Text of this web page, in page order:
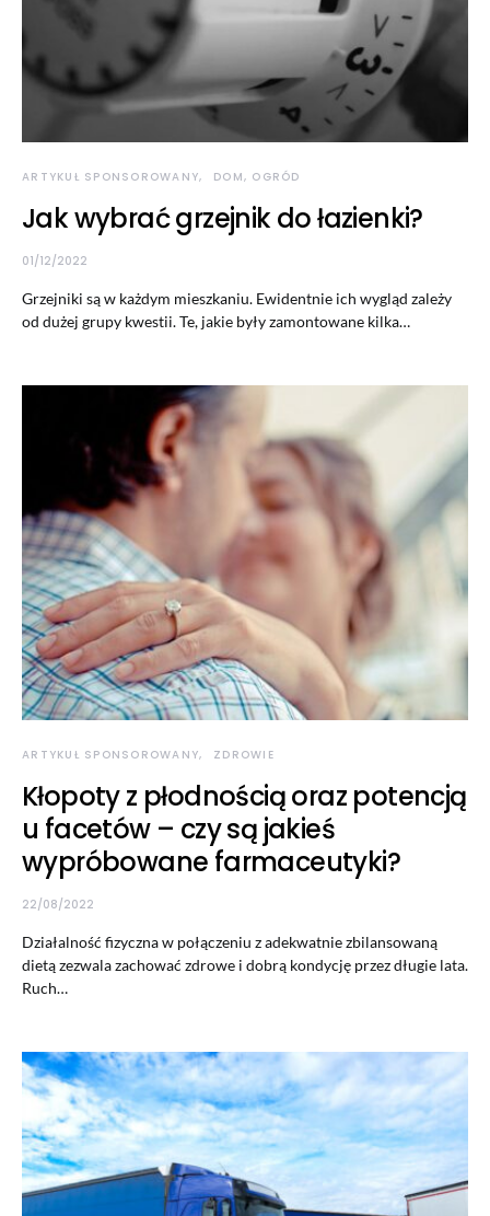
ARTYKUŁ SPONSOROWANY DOM, OGRÓD
Jak wybrać grzejnik do łazienki?
01/12/2022
Grzejniki są w każdym mieszkaniu. Ewidentnie ich wygląd zależy
od dużej grupy kwestii. Te, jakie były zamontowane kilka…
ARTYKUŁ SPONSOROWANY ZDROWIE
Kłopoty z płodnością oraz potencją
u facetów – czy są jakieś
wypróbowane farmaceutyki?
22/08/2022
Działalność fizyczna w połączeniu z adekwatnie zbilansowaną
dietą zezwala zachować zdrowe i dobrą kondycję przez długie lata.
Ruch…